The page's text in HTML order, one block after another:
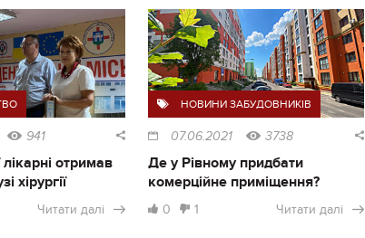
941
отримав
хірургії
Читати далі
НОВИНИ ЗАБУДОВНИКІВ
07.06.2021 3738
Де у Рівному придбати
комерційне приміщення?
0 1 Читати далі